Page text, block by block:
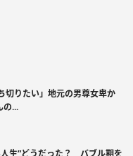
切りたい」地元の男尊女卑か
の...